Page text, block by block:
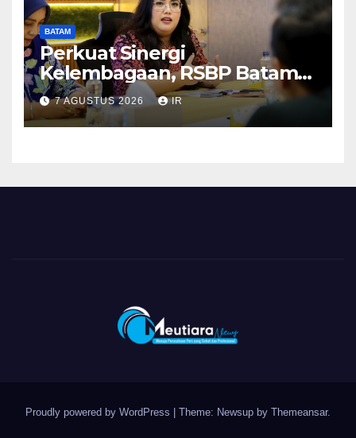
BATAM
Perkuat Sinergi
Kelembagaan, RSBP Batam
dan BPOM Pastikan
Pelayanan dan Ketersediaan
Obat Aman
7 AGUSTUS 2026 IR
Proudly powered by WordPress Theme: Newsup by Themeansar.